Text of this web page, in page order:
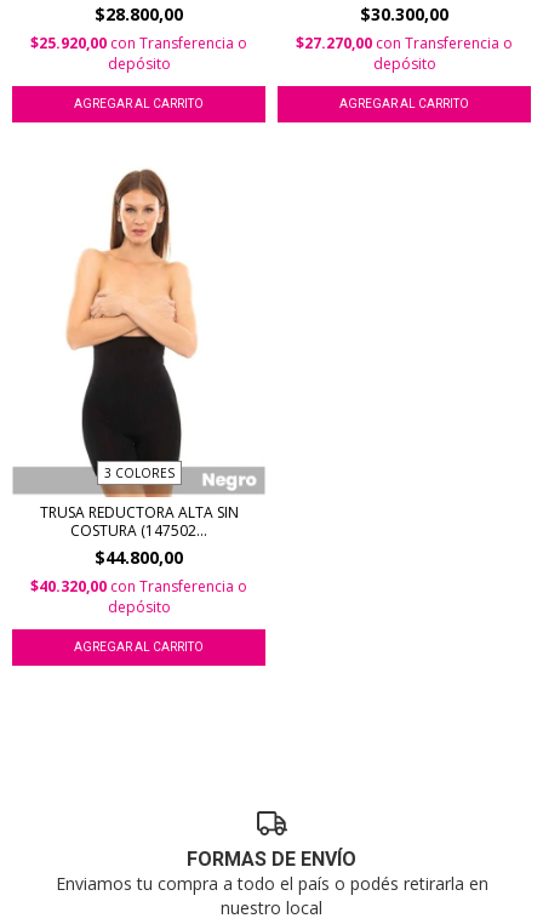
$28.800,00
$25.920,00 con Transferencia o
depósito
AGREGAR AL CARRITO
$30.300,00
$27.270,00 con Transferencia o
depósito
AGREGAR AL CARRITO
3 COLORES
TRUSA REDUCTORA ALTA SIN
COSTURA (147502...
$44.800,00
$40.320,00 con Transferencia o
depósito
AGREGAR AL CARRITO
FORMAS DE ENVÍO
Enviamos tu compra a todo el país o podés retirarla en
nuestro local